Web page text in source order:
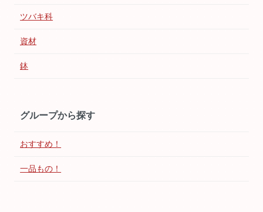
ツバキ科
資材
鉢
グループから探す
おすすめ！
一品もの！